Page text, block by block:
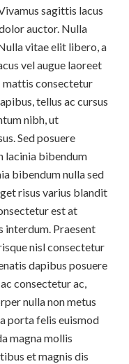
sagittis lacus
auctor. Nulla
vitae elit libero, a
vel augue laoreet
mattis consectetur
tellus ac cursus
nibh, ut
Sed posuere
lacinia bibendum
bibendum nulla sed
risus varius blandit
est at
interdum. Praesent
nisl consectetur
dapibus posuere
consectetur ac,
nulla non metus
porta felis euismod
magna mollis
et magnis dis